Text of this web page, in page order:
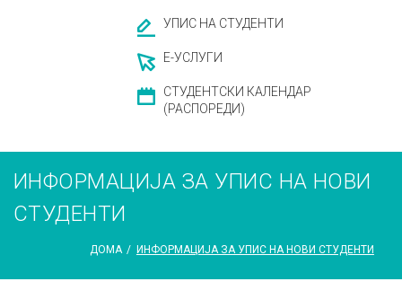
УПИС НА СТУДЕНТИ
Е-УСЛУГИ
СТУДЕНТСКИ КАЛЕНДАР
(РАСПОРЕДИ)
ИНФОРМАЦИЈА ЗА УПИС НА НОВИ
СТУДЕНТИ
ДОМА / ИНФОРМАЦИЈА ЗА УПИС НА НОВИ СТУДЕНТИ